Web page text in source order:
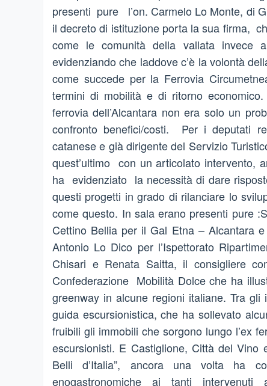
presenti pure l’on. Carmelo Lo Monte, di
il decreto di istituzione porta la sua firma,
come le comunità della vallata invece
evidenziando che laddove c’è la volontà
come succede per la Ferrovia
termini di mobilità e di ritorno
ferrovia dell’Alcantara non era solo un
confronto benefici/costi. Per i deputati
catanese e già dirigente del Servizio
quest’ultimo con un articolato intervento,
ha evidenziato la necessità di dare
questi progetti in grado di rilanciare lo
come questo. In sala erano presenti pure
Cettino Bellia per il Gal Etna – Alcantara
Antonio Lo Dico per l’Ispettorato
Chisari e Renata Saitta, il consigliere
Confederazione Mobilità Dolce che ha
greenway in alcune regioni italiane. Tra
guida escursionistica, che ha sollevato
fruibili gli immobili che sorgono lungo l’ex
escursionisti. E Castiglione, Città del
Belli d’Italia”, ancora una volta ha
enogastronomiche ai tanti